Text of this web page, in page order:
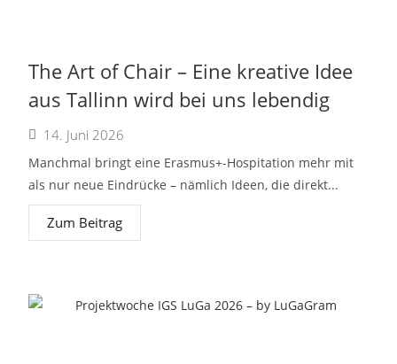
The Art of Chair – Eine kreative Idee
aus Tallinn wird bei uns lebendig
14. Juni 2026
Manchmal bringt eine Erasmus+-Hospitation mehr mit
als nur neue Eindrücke – nämlich Ideen, die direkt...
Zum Beitrag